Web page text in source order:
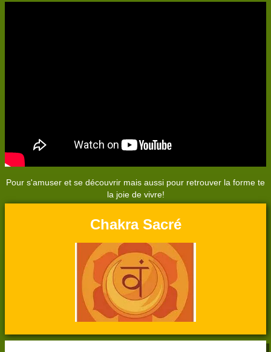
Pour s'amuser et se découvrir mais aussi pour retrouver la forme te
la joie de vivre!
Chakra Sacré